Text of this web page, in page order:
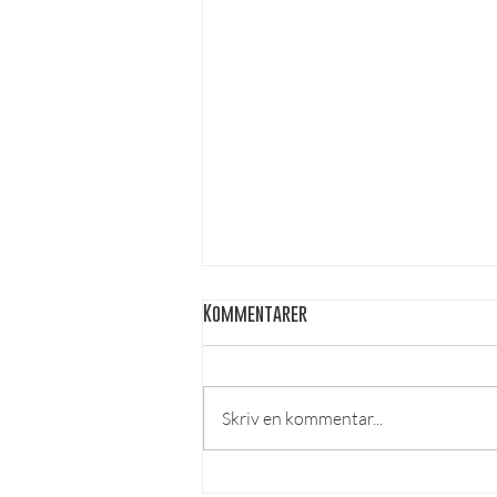
Kårval kandidater 2026
Kommentarer
Skriv en kommentar...